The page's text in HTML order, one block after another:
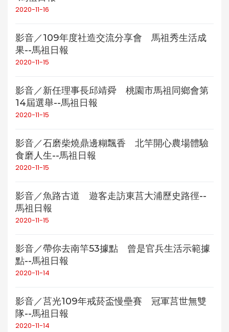
2020-11-16
影音／109年度社造交流分享會 馬祖秀生活成
果--馬祖日報
2020-11-15
影音／新任理事長邱靖舜 桃園市馬祖同鄉會第
14屆選舉--馬祖日報
2020-11-15
影音／石磨柴燒鼎邊糊飄香 北竿開心農場體驗
食磨人生--馬祖日報
2020-11-15
影音／魚路古道 遊客走訪東莒大浦歷史路徑--
馬祖日報
2020-11-15
影音／帶你去南竿53據點 曾是官兵生活示範據
點--馬祖日報
2020-11-14
影音／莒光109年戒菸盃慢壘賽 冠軍莒世無雙
隊--馬祖日報
2020-11-14